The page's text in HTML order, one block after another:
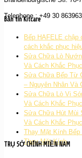
Telephone : +49 30
Bản tin Kitcare
Bếp HAFELE
cách khắc phục
Sửa Chữa Lò
Và Cách Khắc
Sửa Chữa Bếp Từ
– Nguyên Nhân Và
Sửa Chữa Lò Vi
Và Cách Khắc
Sửa Chữa Hút Mùi
Và Cách Khắc
Thay Mặt Kính
Thay Mặt Kính
TRỤ SỞ CHÍNH MIỀN NAM